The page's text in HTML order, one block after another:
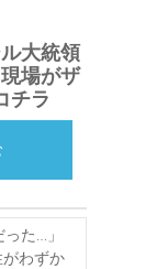
大統領
場がザ
チラ
た…」
わずか